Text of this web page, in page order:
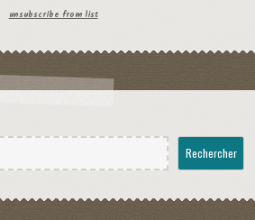
unsubscribe from list
Rechercher